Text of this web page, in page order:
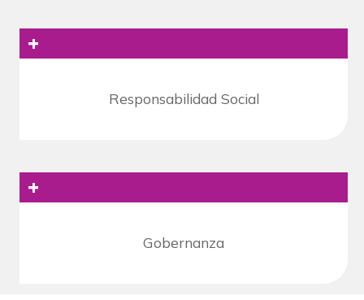
+
Responsabilidad Social
+
Gobernanza